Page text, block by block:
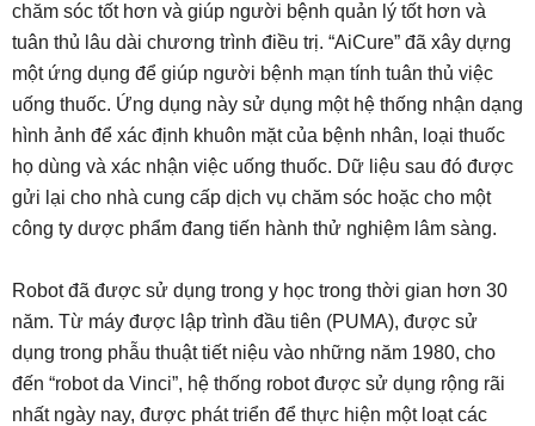
chăm sóc tốt hơn và giúp người bệnh quản lý tốt hơn và
tuân thủ lâu dài chương trình điều trị. “AiCure” đã xây dựng
một ứng dụng để giúp người bệnh mạn tính tuân thủ việc
uống thuốc. Ứng dụng này sử dụng một hệ thống nhận dạng
hình ảnh để xác định khuôn mặt của bệnh nhân, loại thuốc
họ dùng và xác nhận việc uống thuốc. Dữ liệu sau đó được
gửi lại cho nhà cung cấp dịch vụ chăm sóc hoặc cho một
công ty dược phẩm đang tiến hành thử nghiệm lâm sàng.
Robot đã được sử dụng trong y học trong thời gian hơn 30
năm. Từ máy được lập trình đầu tiên (PUMA), được sử
dụng trong phẫu thuật tiết niệu vào những năm 1980, cho
đến “robot da Vinci”, hệ thống robot được sử dụng rộng rãi
nhất ngày nay, được phát triển để thực hiện một loạt các